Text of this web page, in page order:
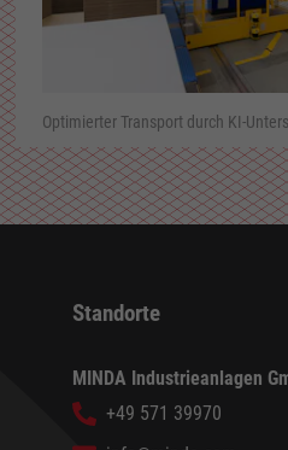
Optimierter Transport durch KI-
Standorte
MINDA Industrieanlagen
+49 571 39970